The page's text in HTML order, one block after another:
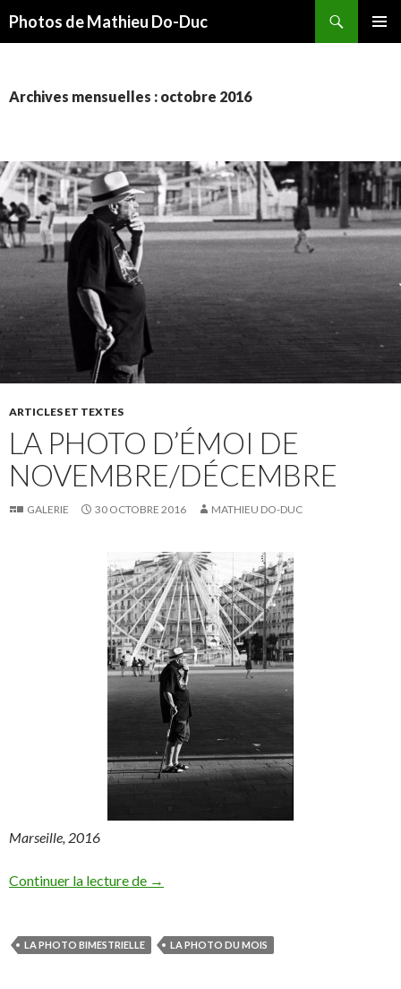
Photos de Mathieu Do-Duc
Archives mensuelles : octobre 2016
ARTICLES ET TEXTES
LA PHOTO D’ÉMOI DE
NOVEMBRE/DÉCEMBRE
GALERIE 30 OCTOBRE 2016 MATHIEU DO-DUC
Marseille, 2016
Continuer la lecture de la photo d’émoi de Novembre/Décembre
→
LA PHOTO BIMESTRIELLE LA PHOTO DU MOIS